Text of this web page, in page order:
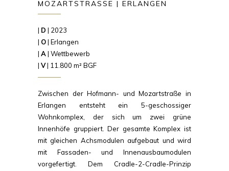
MOZARTSTRASSE | ERLANGEN
| D | 2023
| O| Erlangen
| A| Wettbewerb
| V| 11.800 m² BGF
Zwischen der Hofmann- und Mozartstraße in
Erlangen entsteht ein 5-geschossiger
Wohnkomplex, der sich um zwei grüne
Innenhöfe gruppiert. Der gesamte Komplex ist
mit gleichen Achsmodulen aufgebaut und wird
mit Fassaden- und Innenausbaumodulen
vorgefertigt. Dem Cradle-2-Cradle-Prinzip